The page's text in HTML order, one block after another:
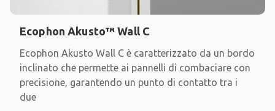
Ecophon Akusto™ Wall C
Ecophon Akusto Wall C è caratterizzato da un bordo
inclinato che permette ai pannelli di combaciare con
precisione, garantendo un punto di contatto tra i
due